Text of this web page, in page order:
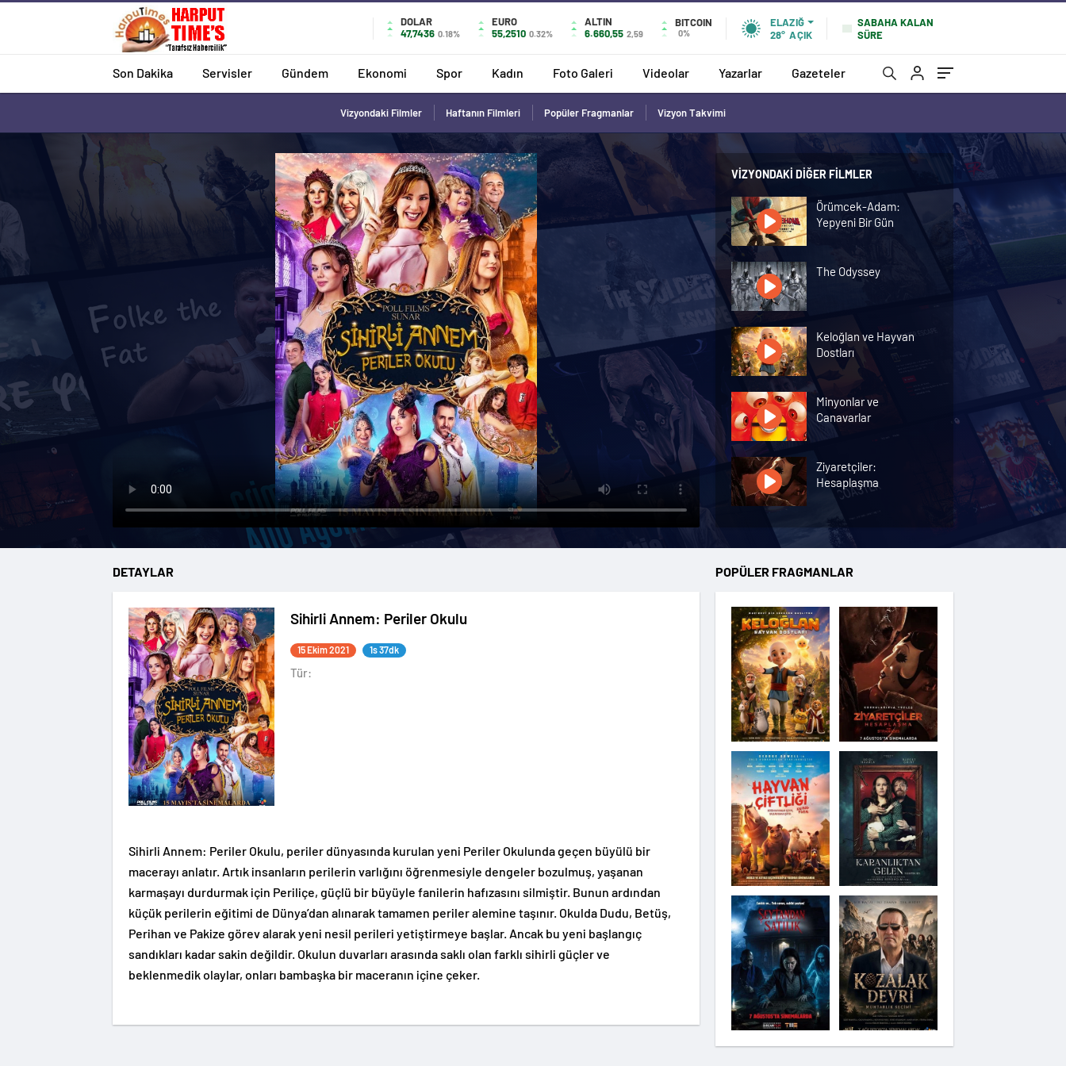
DOLAR
47,7436 0.18%
EURO
55,2510 0.32%
ALTIN
6.660,55 2,59
BITCOIN
0%
ELAZIĞ
28° AÇIK
SABAHA KALAN
SÜRE
Son Dakika Servisler Gündem Ekonomi Spor Kadın Foto Galeri Videolar Yazarlar Gazeteler
Vizyondaki Filmler Haftanın Filmleri Popüler Fragmanlar Vizyon Takvimi
VIZYONDAKI DIĞER FILMLER
Örümcek-Adam:
Yepyeni Bir Gün
The Odyssey
Keloğlan ve Hayvan
Dostları
Minyonlar ve
Canavarlar
Ziyaretçiler:
Hesaplaşma
Nasreddin Hoca:
Zaman Yolcusu 4
Hayvan Çiftliği
Karanlıktan Gelen
Şeytandan Satılık
Kozalak Devri
Moana
DETAYLAR
Sihirli Annem: Periler Okulu
15 Ekim 2021 1s 37dk
Tür:
Sihirli Annem: Periler Okulu, periler dünyasında kurulan yeni Periler Okulunda geçen büyülü bir
macerayı anlatır. Artık insanların perilerin varlığını öğrenmesiyle dengeler bozulmuş, yaşanan
karmaşayı durdurmak için Periliçe, güçlü bir büyüyle fanilerin hafızasını silmiştir. Bunun ardından
küçük perilerin eğitimi de Dünya’dan alınarak tamamen periler alemine taşınır. Okulda Dudu, Betüş,
Perihan ve Pakize görev alarak yeni nesil perileri yetiştirmeye başlar. Ancak bu yeni başlangıç
sandıkları kadar sakin değildir. Okulun duvarları arasında saklı olan farklı sihirli güçler ve
beklenmedik olaylar, onları bambaşka bir maceranın içine çeker.
POPÜLER FRAGMANLAR